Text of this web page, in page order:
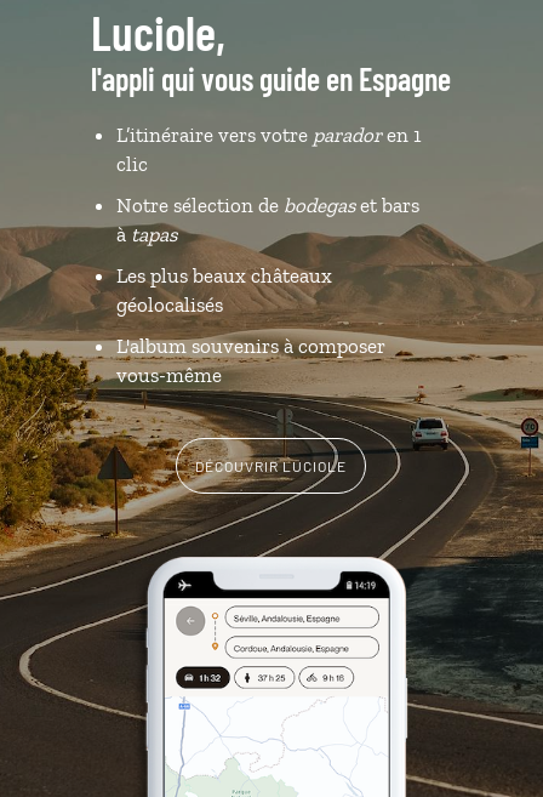
Luciole,
l'appli qui vous guide en Espagne
L’itinéraire vers votre paradoren 1
clic
Notre sélection de bodegaset bars
àtapas
Les plus beaux châteaux
géolocalisés
L'album souvenirs à composer
vous-même
DÉCOUVRIR LUCIOLE